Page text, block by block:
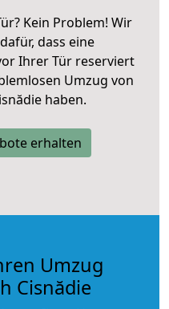
Kein Problem! Wir
dass eine
Ihrer Tür reserviert
Umzug von
haben.
erhalten
Umzug
Cisnădie